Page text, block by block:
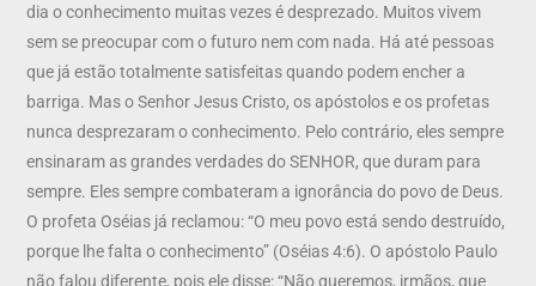
dia o conhecimento muitas vezes é desprezado. Muitos vivem
sem se preocupar com o futuro nem com nada. Há até pessoas
que já estão totalmente satisfeitas quando podem encher a
barriga. Mas o Senhor Jesus Cristo, os apóstolos e os profetas
nunca desprezaram o conhecimento. Pelo contrário, eles sempre
ensinaram as grandes verdades do SENHOR, que duram para
sempre. Eles sempre combateram a ignorância do povo de Deus.
O profeta Oséias já reclamou: “O meu povo está sendo destruído,
porque lhe falta o conhecimento” (Oséias 4:6). O apóstolo Paulo
não falou diferente, pois ele disse: “Não queremos, irmãos, que